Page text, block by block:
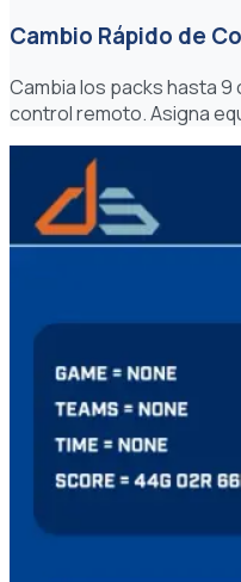
Cambio Rápido de
Cambia los packs hasta
control remoto. Asigna